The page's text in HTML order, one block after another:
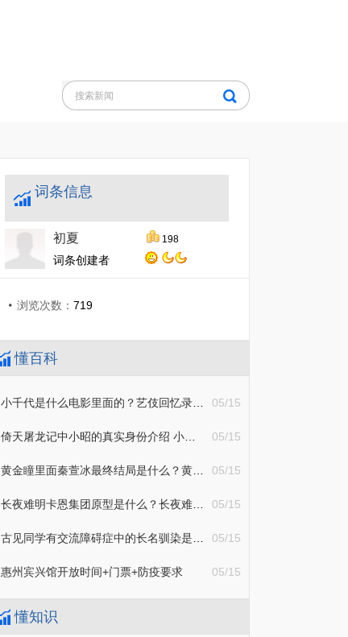
词条信息
初夏 198
词条创建者
浏览次数： 719
懂百科
05/15
小千代是什么电影里面的？艺伎回忆录小千代人物解析
05/15
倚天屠龙记中小昭的真实身份介绍 小昭人物剧情解析
05/15
黄金瞳里面秦萱冰最终结局是什么？黄金瞳秦萱人物剧情介绍
05/15
长夜难明卡恩集团原型是什么？长夜难明个人解析分享
05/15
古见同学有交流障碍症中的长名驯染是男还是女？长名驯染人物相关解析
05/15
惠州宾兴馆开放时间+门票+防疫要求
懂知识